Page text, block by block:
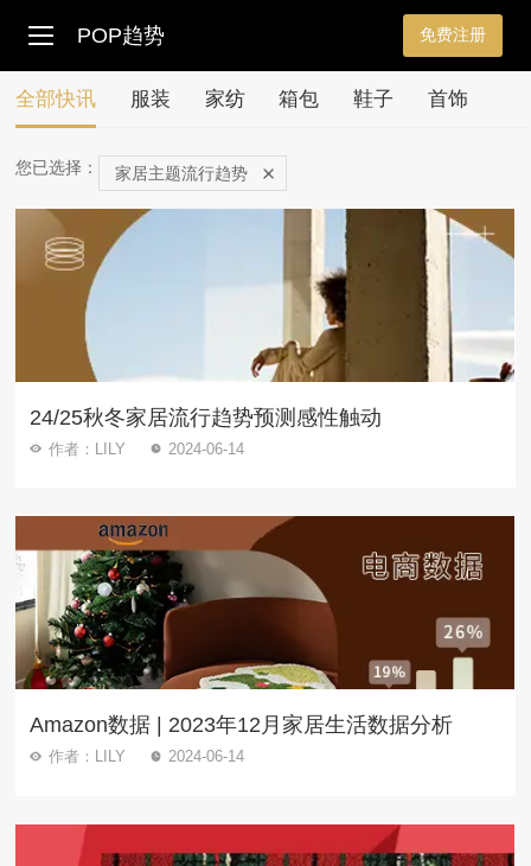
POP趋势 免费注册
全部快讯 服装 家纺 箱包 鞋子 首饰
您已选择： 家居主题流行趋势
24/25秋冬家居流行趋势预测感性触动
作者：LILY 2024-06-14
Amazon数据 | 2023年12月家居生活数据分析
作者：LILY 2024-06-14